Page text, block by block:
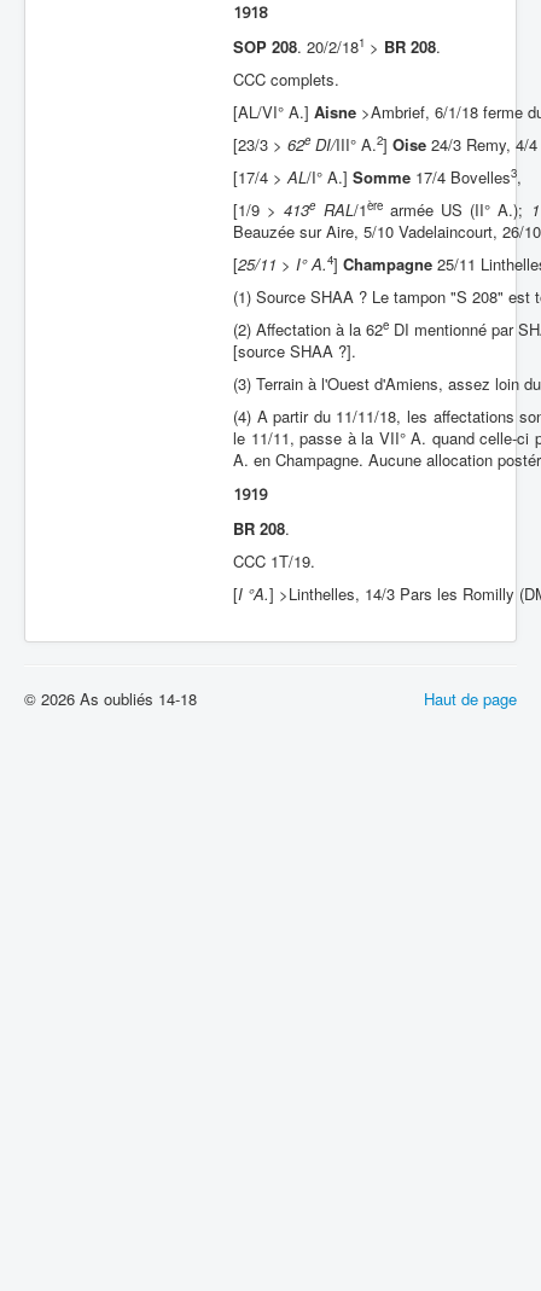
1918
SOP 208. 20/2/181 > BR 208.
CCC complets.
[AL/VI° A.] Aisne >Ambrief, 6/1/18 ferme
[23/3 > 62e DI/III° A.2] Oise 24/3 Remy, 4/
[17/4 >AL/I° A.] Somme 17/4 Bovelles3,
[1/9 >413e RAL/1èrearmée US (II° A.);
Beauzée sur Aire, 5/10 Vadelaincourt, 26/
[25/11 > I° A.4] Champagne 25/11
(1) Source SHAA ? Le tampon "S 208"
(2) Affectation à la 62e DI mentionné par
[source SHAA ?].
(3) Terrain à l'Ouest d'Amiens, assez loin
(4) A partir du 11/11/18, les affectations
le 11/11, passe à la VII° A. quand celle-ci
A. en Champagne. Aucune allocation
1919
BR 208.
CCC 1T/19.
[I °A.] >Linthelles, 14/3 Pars les Romilly
Haut de page
© 2026 As oubliés 14-18